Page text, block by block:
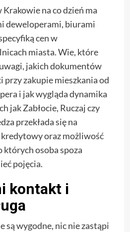
na co dzień ma
deweloperami, biurami
cen w
miasta. Wie, które
jakich dokumentów
przy zakupie mieszkania od
i jak wygląda dynamika
jak Zabłocie, Ruczaj czy
przekłada się na
oraz możliwość
których osoba spoza
pojęcia.
kontakt i
są wygodne, nic nie zastąpi